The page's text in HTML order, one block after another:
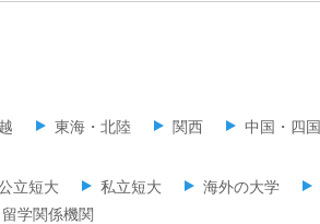
東海・北陸 関西 中国・四国
立短大 私立短大 海外の大学
留学関係機関